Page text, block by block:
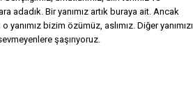
adadık. Bir yanımız artık buraya ait. Ancak
yanımız bizim özümüz, aslımız. Diğer yanımızı
şaşırıyoruz.